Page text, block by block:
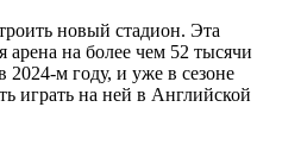
новый стадион. Эта
арена на более чем 52 тысячи
2024-м году, и уже в сезоне
играть на ней в Английской